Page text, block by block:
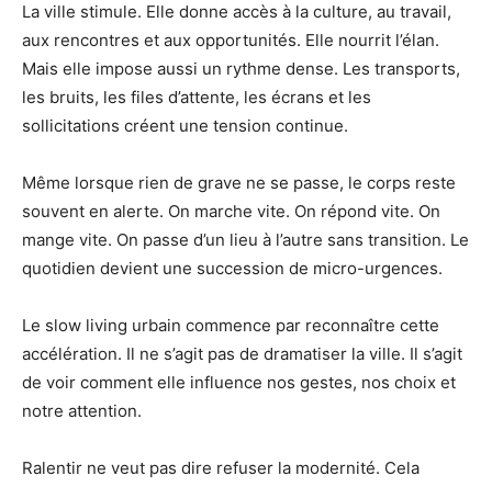
La ville stimule. Elle donne accès à la culture, au travail,
aux rencontres et aux opportunités. Elle nourrit l’élan.
Mais elle impose aussi un rythme dense. Les transports,
les bruits, les files d’attente, les écrans et les
sollicitations créent une tension continue.
Même lorsque rien de grave ne se passe, le corps reste
souvent en alerte. On marche vite. On répond vite. On
mange vite. On passe d’un lieu à l’autre sans transition. Le
quotidien devient une succession de micro-urgences.
Le slow living urbain commence par reconnaître cette
accélération. Il ne s’agit pas de dramatiser la ville. Il s’agit
de voir comment elle influence nos gestes, nos choix et
notre attention.
Ralentir ne veut pas dire refuser la modernité. Cela